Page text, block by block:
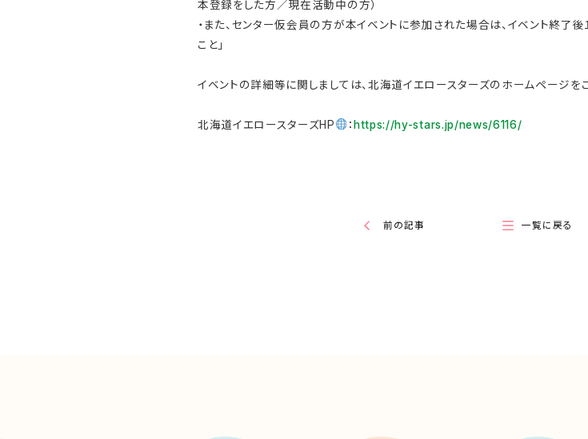
本登録をした方／現在活動中の方）
・また、センター仮会員の方が本イベントに参加された場合は、イベント終了
こと」
イベントの詳細等に関しましては、北海道イエロースターズのホームページを
北海道イエロースターズHP ：https://hy-stars.jp/news/6116/
前の記事 一覧に戻る